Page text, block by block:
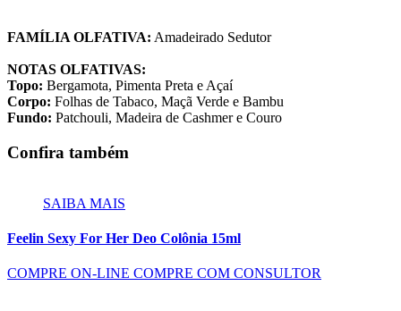
FAMÍLIA OLFATIVA: Amadeirado Sedutor
NOTAS OLFATIVAS:
Topo: Bergamota, Pimenta Preta e Açaí
Corpo: Folhas de Tabaco, Maçã Verde e Bambu
Fundo: Patchouli, Madeira de Cashmer e Couro
Confira também
SAIBA MAIS
Feelin Sexy For Her Deo Colônia 15ml
COMPRE ON-LINE COMPRE COM CONSULTOR